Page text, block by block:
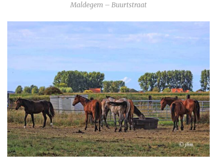
Maldegem – Buurtstraat